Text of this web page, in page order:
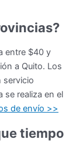
entre $40 y
a Quito. Los
servicio
se realiza en el
de envío >>
tiempo